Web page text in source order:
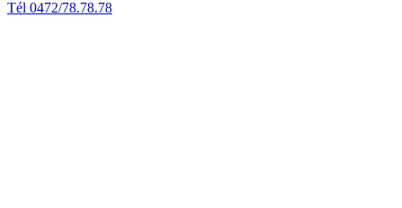
Tél 0472/78.78.78